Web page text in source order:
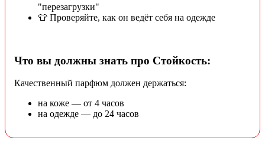
"перезагрузки"
👕 Проверяйте, как он ведёт себя на одежде
Что вы должны знать про Стойкость:
Качественный парфюм должен держаться:
на коже — от 4 часов
на одежде — до 24 часов